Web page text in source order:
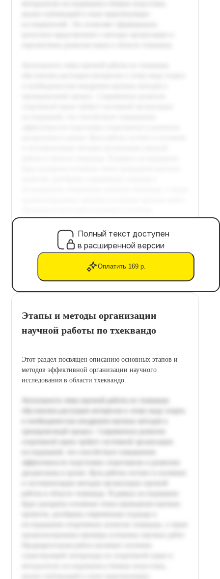
Полный текст доступен
в расширенной версии
Оплатить 169 р.
Этапы и методы организации
научной работы по тхеквандо
Этот раздел посвящен описанию основных этапов и
методов эффективной организации научного
исследования в области тхеквандо.